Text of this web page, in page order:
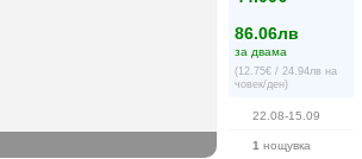
86.06лв
за двама
(12.75€ / 24.94лв на
човек/ден)
22.08-15.09
1 нощувка